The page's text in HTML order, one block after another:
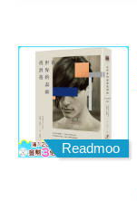
Readmoo